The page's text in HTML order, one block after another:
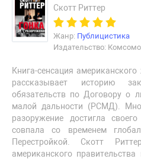
Скотт Риттер
Жанр: Публицистика
Издательство:
Книга-сенсация
рассказывает историю
обязательств по Договору о
малой дальности (РСМД).
разоружение достигла
совпала со временем
Перестройкой. Скотт
американского